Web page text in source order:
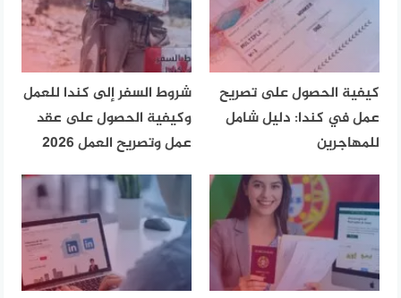
كيفية الحصول على تصريح
عمل في كندا: دليل شامل
للمهاجرين
شروط السفر إلى كندا للعمل
وكيفية الحصول على عقد
عمل وتصريح العمل 2026